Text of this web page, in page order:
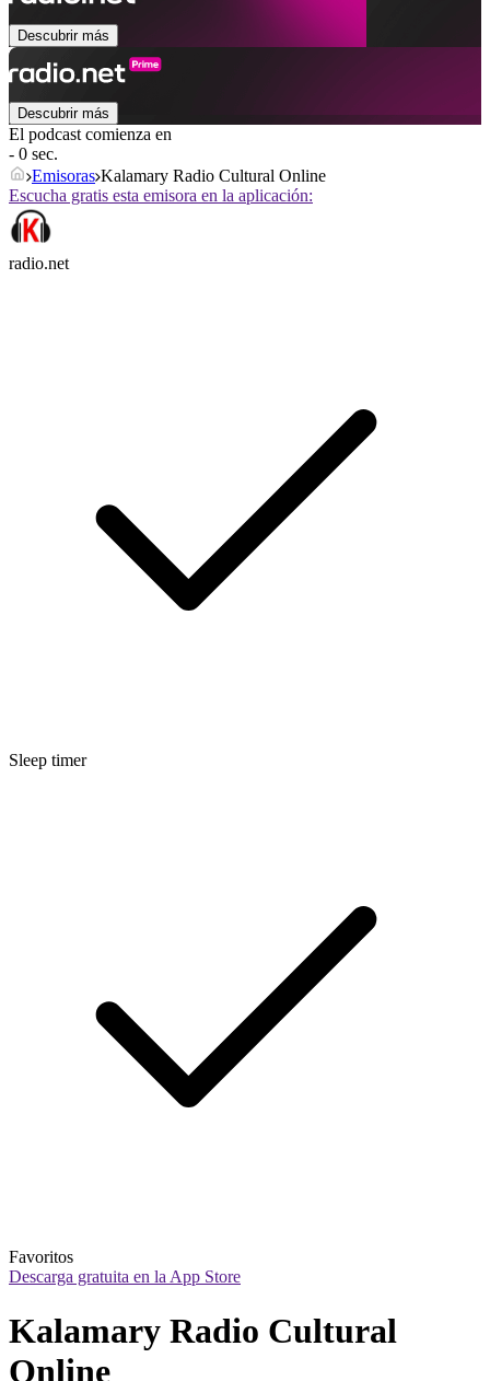
Descubrir más
Descubrir más
El podcast comienza en
- 0 sec.
Emisoras Kalamary Radio Cultural Online
Escucha gratis esta emisora en la aplicación:
radio.net
Sleep timer
Favoritos
Descarga gratuita en la App Store
Kalamary Radio Cultural
Online